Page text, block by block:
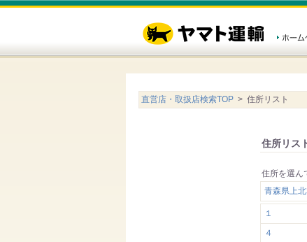
直営店・取扱店検索TOP > 住所リスト
住所リス
住所を選ん
青森県上
１
４